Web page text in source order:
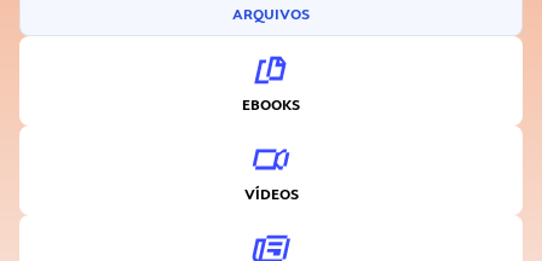
ARQUIVOS
EBOOKS
VÍDEOS